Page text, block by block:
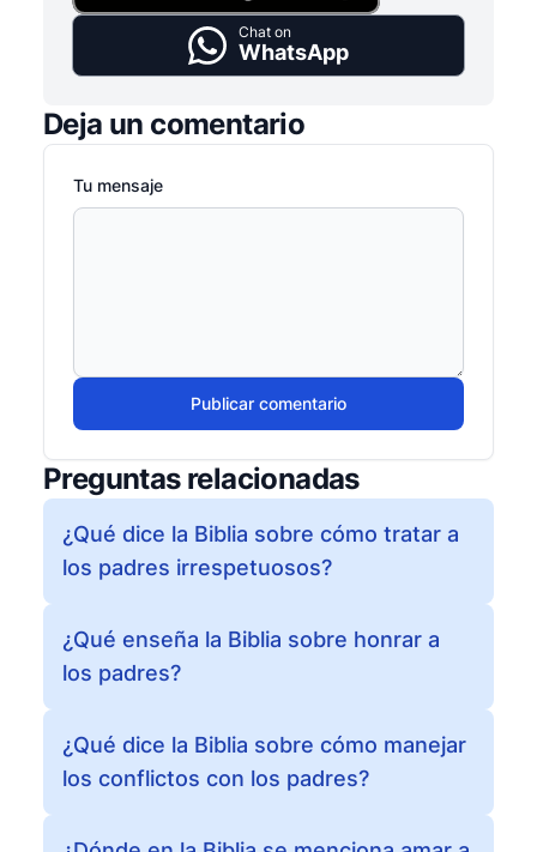
Chat on
WhatsApp
Deja un comentario
Tu mensaje
Publicar comentario
Preguntas relacionadas
¿Qué dice la Biblia sobre cómo tratar a
los padres irrespetuosos?
¿Qué enseña la Biblia sobre honrar a
los padres?
¿Qué dice la Biblia sobre cómo manejar
los conflictos con los padres?